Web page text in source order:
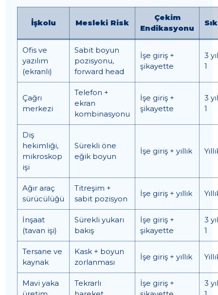
İşkolu Mesleki Risk
Çekim
Endikasyonu
Ofis ve
yazılım
(ekranlı)
Sabit boyun
pozisyonu,
forward head
İşe giriş +
şikayette
3
1
Çağrı
merkezi
Telefon +
ekran
kombinasyonu
İşe giriş +
şikayette
3
1
Diş
hekimliği,
mikroskop
işi
Sürekli öne
eğik boyun
İşe giriş + yıllık
Ağır araç
sürücülüğü
Titreşim +
sabit pozisyon
İşe giriş + yıllık
İnşaat
(tavan işi)
Sürekli yukarı
bakış
İşe giriş +
şikayette
3
1
Tersane ve
kaynak
Kask + boyun
zorlanması
İşe giriş + yıllık
Mavi yaka
Tekrarlı
İşe giriş +
3